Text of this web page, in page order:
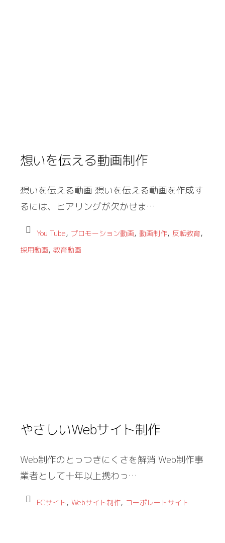
想いを伝える動画制作
想いを伝える動画 想いを伝える動画を作成す
るには、ヒアリングが欠かせま…
You Tube, プロモーション動画, 動画制作, 反転教育,
採用動画, 教育動画
やさしいWebサイト制作
Web制作のとっつきにくさを解消 Web制作事
業者として十年以上携わっ…
ECサイト, Webサイト制作, コーポレートサイト